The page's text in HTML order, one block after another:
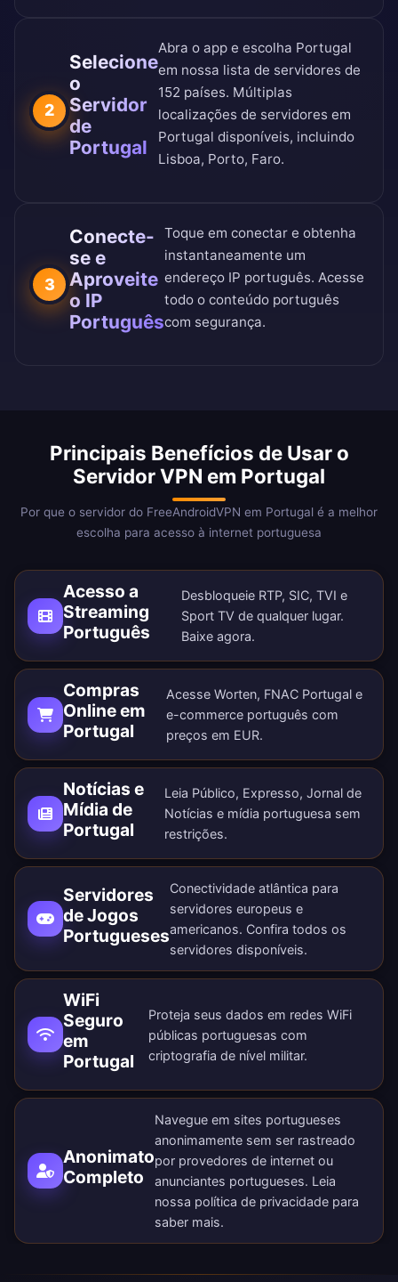
2
Selecione
o
Servidor
de
Portugal
Abra o app e escolha Portugal
em nossa lista de servidores de
152 países. Múltiplas
localizações de servidores em
Portugal disponíveis, incluindo
Lisboa, Porto, Faro.
3
Conecte-
se e
Aproveite
o IP
Português
Toque em conectar e obtenha
instantaneamente um
endereço IP português. Acesse
todo o conteúdo português
com segurança.
Principais Benefícios de Usar o
Servidor VPN em Portugal
Por que o servidor do FreeAndroidVPN em Portugal é a melhor
escolha para acesso à internet portuguesa
Acesso a
Streaming
Português
Desbloqueie RTP, SIC, TVI e
Sport TV de qualquer lugar.
Baixe agora.
Compras
Online em
Portugal
Acesse Worten, FNAC Portugal e
e-commerce português com
preços em EUR.
Notícias e
Mídia de
Portugal
Leia Público, Expresso, Jornal de
Notícias e mídia portuguesa sem
restrições.
Servidores
de Jogos
Portugueses
Conectividade atlântica para
servidores europeus e
americanos. Confira todos os
servidores disponíveis.
WiFi
Seguro
em
Portugal
Proteja seus dados em redes WiFi
públicas portuguesas com
criptografia de nível militar.
Anonimato
Completo
Navegue em sites portugueses
anonimamente sem ser rastreado
por provedores de internet ou
anunciantes portugueses. Leia
nossa política de privacidade para
saber mais.